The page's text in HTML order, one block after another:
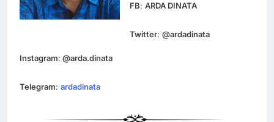
FB: ARDA DINATA
Twitter: @ardadinata
Instagram: @arda.dinata
Telegram: ardadinata